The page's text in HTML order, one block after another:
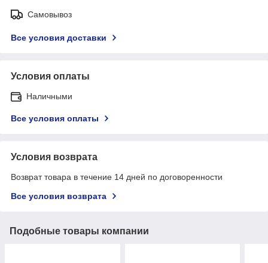
Самовывоз
Все условия доставки
Условия оплаты
Наличными
Все условия оплаты
Условия возврата
Возврат товара в течение 14 дней по договоренности
Все условия возврата
Подобные товары компании